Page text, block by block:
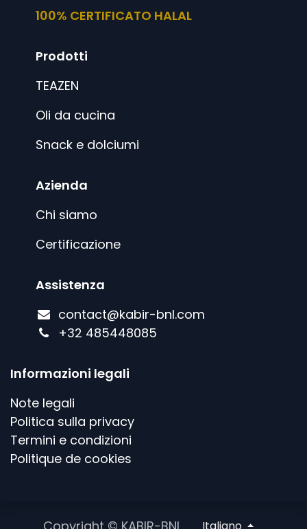
100% CERTIFICATO HALAL
Prodotti
TEAZEN
Oli da cucina
Snack e dolciumi
Azienda
Chi siamo
Certificazione
Assistenza
contact@kabir-bnl.com
+32 485448085
Informazioni legali
Note legali
Politica sulla privacy
Termini e condizioni
Politique de cookies